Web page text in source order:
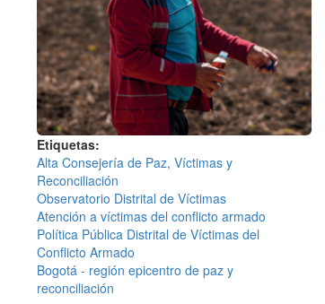
Etiquetas
Alta Consejería de Paz, Víctimas y
Reconciliación
Observatorio Distrital de Víctimas
Atención a víctimas del conflicto armado
Política Pública Distrital de Víctimas del
Conflicto Armado
Bogotá - región epicentro de paz y
reconciliación